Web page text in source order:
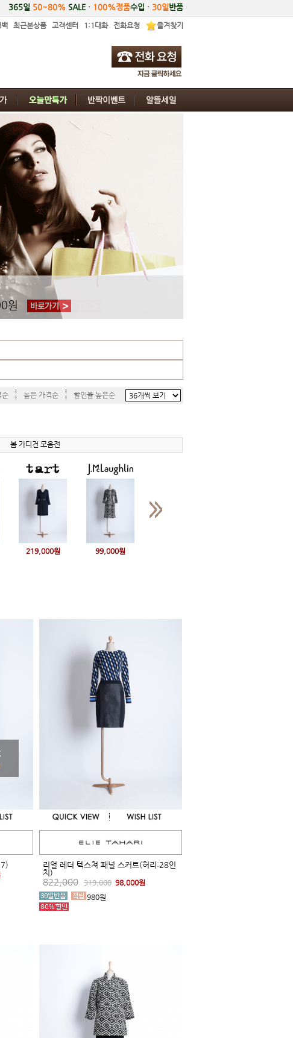
365일 50~80% SALE · 100%정품수입 · 30일반품
최근본상품 고객센터 1:1대화 전화요청 즐겨찾기
원
순 높은 가격순 할인율 높은순
봄 가디건 모음전
219,000원 99,000원
리얼 레더 텍스쳐 패널 스커트(허리:28인
치)
822,000 319,000 98,000원
980원